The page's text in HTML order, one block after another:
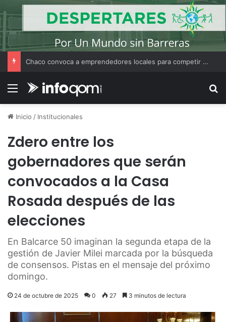
Chaco convoca a emprendedores locales para competir en «Emprendimiento Argentino 2026»
Menú
Inicio / Institucionales
Zdero entre los
gobernadores que serán
convocados a la Casa
Rosada después de las
elecciones
En Balcarce 50 imaginan la segunda etapa de la
gestión de Javier Milei marcada por la búsqueda
de consensos. Pistas en el mensaje del próximo
domingo.
24 de octubre de 2025 0 27 3 minutos de lectura